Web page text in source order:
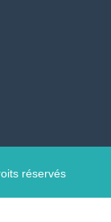
réservés